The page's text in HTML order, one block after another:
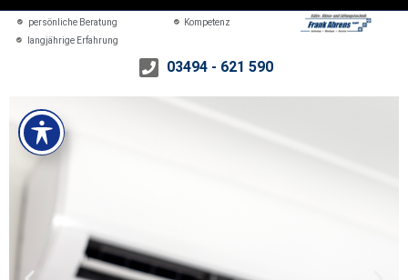
persönliche Beratung
Kompetenz
langjährige Erfahrung
03494 - 621 590